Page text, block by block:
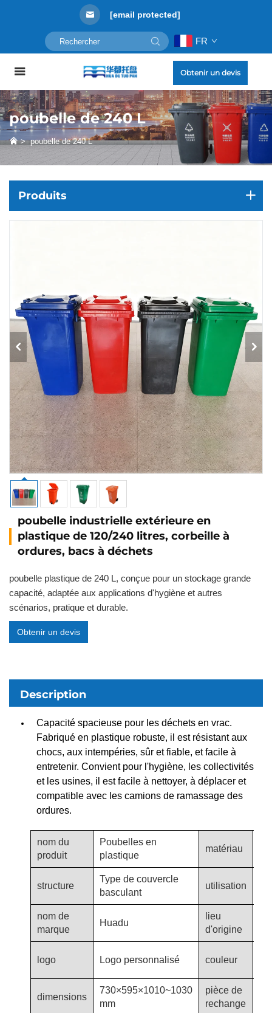
[email protected]
FR
Obtenir un devis
poubelle de 240 L
>poubelle de 240 L
Produits
poubelle industrielle extérieure en
plastique de 120/240 litres, corbeille à
ordures, bacs à déchets
poubelle plastique de 240 L, conçue pour un stockage grande
capacité, adaptée aux applications d'hygiène et autres
scénarios, pratique et durable.
Obtenir un devis
Description
Capacité spacieuse pour les déchets en vrac.
Fabriqué en plastique robuste, il est résistant aux
chocs, aux intempéries, sûr et fiable, et facile à
entretenir. Convient pour l'hygiène, les collectivités
et les usines, il est facile à nettoyer, à déplacer et
compatible avec les camions de ramassage des
ordures.
nom du
produit
Poubelles en
plastique
matériau
structure
Type de couvercle
basculant
utilisation
nom de
marque
Huadu
lieu
d'origine
logo Logo personnalisé couleur
dimensions
730×595×1010~1030
mm
pièce de
rechange